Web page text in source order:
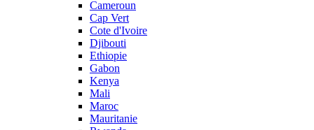
Cameroun
Cap Vert
Cote d'Ivoire
Djibouti
Ethiopie
Gabon
Kenya
Mali
Maroc
Mauritanie